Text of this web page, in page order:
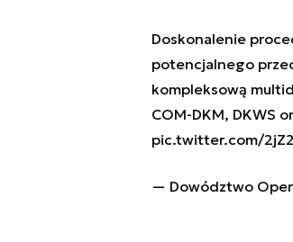
Doskonalenie
potencjalnego
kompleksową
COM-DKM, DKWS
pic.twitter.com/
— Dowództwo